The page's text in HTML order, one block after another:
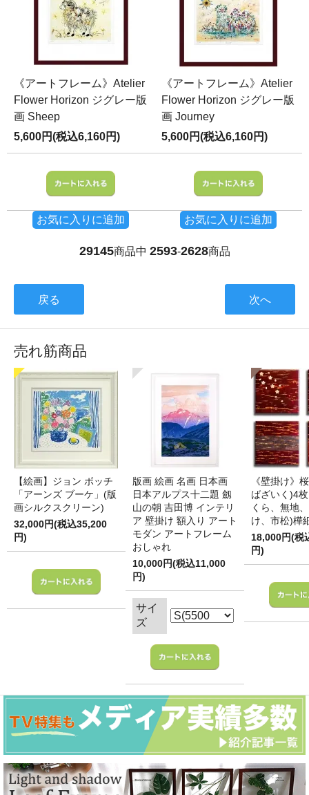
《アートフレーム》Atelier
Flower Horizon ジグレー版
画 Sheep
5,600円(税込6,160円)
お気に入りに追加
《アートフレーム》Atelier
Flower Horizon ジグレー版
画 Journey
5,600円(税込6,160円)
お気に入りに追加
29145商品中 2593-2628商品
戻る 次へ
売れ筋商品
【絵画】ジョン ボッチ
「アーンズ ブーケ」(版
画シルクスクリーン)
32,000円(税込35,200
円)
版画 絵画 名画 日本画
日本アルプス十二題 劔
山の朝 吉田博 インテリ
ア 壁掛け 額入り アート
モダン アートフレーム
おしゃれ
10,000円(税込11,000
円)
サイ
ズ
《壁掛け》
ばざいく)4
くら、無地
け、市松)樺
18,000円(税
円)